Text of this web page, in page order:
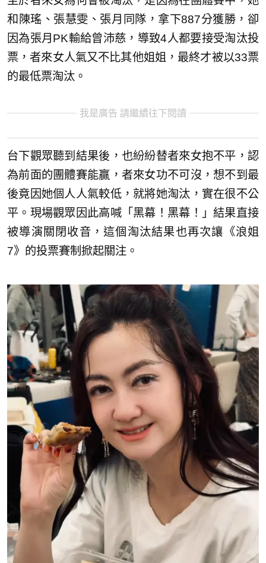
和陳瑤、張慧雯、張月同隊，拿下887分獲勝，卻
因為張月PK輸給曾沛慈，導致4人都要接受淘汰投
票，者來女人氣又不比其他姐姐，最終才被以33票
的最低票淘汰。
我是廣告 請繼續往下閱讀
台下觀眾聽到結果後，也紛紛替者來女抱不平，認
為前面的團體賽能贏，者來女功不可沒，想不到最
後竟因她個人人氣較低，就將她淘汰，實在很不公
平。現場觀眾因此高喊「黑幕！黑幕！」結果直接
被導演關閉收音，這個淘汰結果也再次讓《浪姐
7》的投票賽制掀起關注。